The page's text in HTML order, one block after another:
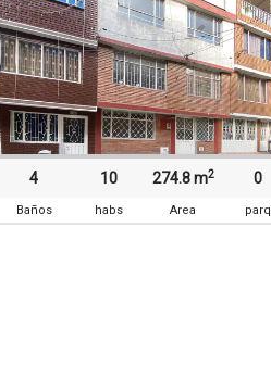
4
Baños
10
habs
274.8 m2
Area
0
parq